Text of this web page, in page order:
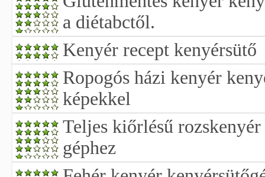
a diétabctől.
Kenyér recept kenyérsütő
Ropogós házi kenyér
képekkel
Teljes kiőrlésű
géphez